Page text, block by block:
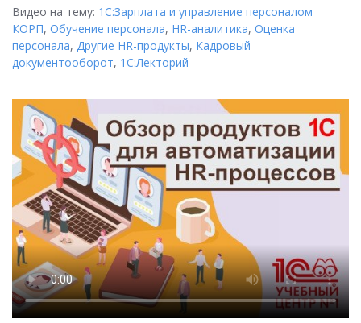
Видео на тему: 1С:Зарплата и управление персоналом
КОРП, Обучение персонала, HR-аналитика, Оценка
персонала, Другие HR-продукты, Кадровый
документооборот, 1С:Лекторий